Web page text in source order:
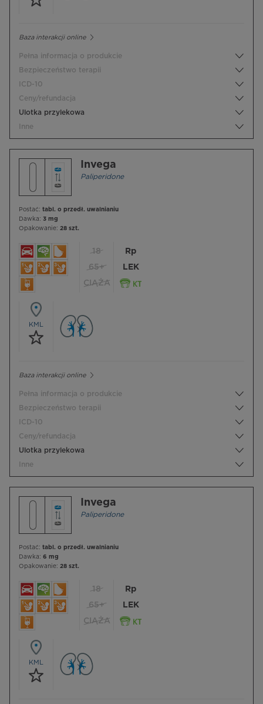
Baza interakcji online
Pełna informacja o produkcie
Bezpieczeństwo terapii
ICD-10
Ceny/refundacja
Ulotka przylekowa
Inne
Invega
Paliperidone
Postać: tabl. o przedł. uwalnianiu
Dawka: 3 mg
Opakowanie: 28 szt.
18
65+
CIĄŻA
Rp
LEK
KML
Baza interakcji online
Pełna informacja o produkcie
Bezpieczeństwo terapii
ICD-10
Ceny/refundacja
Ulotka przylekowa
Inne
Invega
Paliperidone
Postać: tabl. o przedł. uwalnianiu
Dawka: 6 mg
Opakowanie: 28 szt.
18
65+
CIĄŻA
Rp
LEK
KML